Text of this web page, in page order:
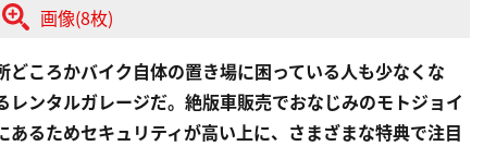
画像(8枚)
ころかバイク自体の置き場に困っている人も少なくな
ンタルガレージだ。絶版車販売でおなじみのモトジョイ
るためセキュリティが高い上に、さまざまな特典で注目